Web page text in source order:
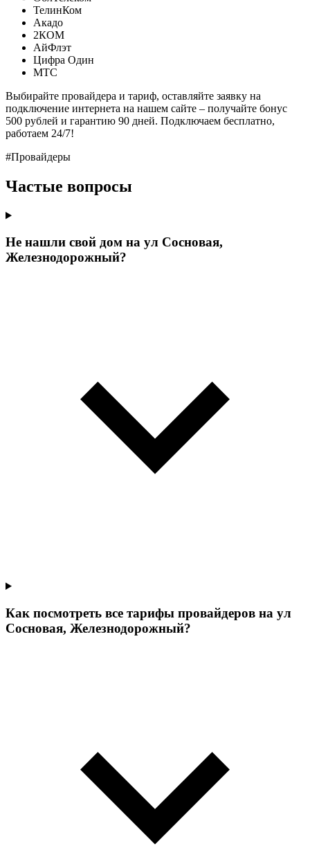
ТелинКом
Акадо
2КОМ
АйФлэт
Цифра Один
МТС
Выбирайте провайдера и тариф, оставляйте заявку на
подключение интернета на нашем сайте – получайте бонус
500 рублей и гарантию 90 дней. Подключаем бесплатно,
работаем 24/7!
#Провайдеры
Частые вопросы
Не нашли свой дом на ул Сосновая,
Железнодорожный?
Как посмотреть все тарифы провайдеров на ул
Сосновая, Железнодорожный?